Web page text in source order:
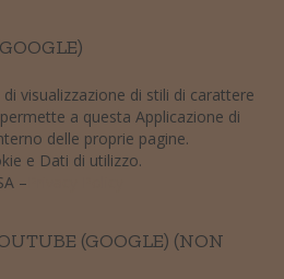
visualizzazione di stili di carattere
a questa Applicazione di
delle proprie pagine.
e Dati di utilizzo.
–
(GOOGLE) (NON